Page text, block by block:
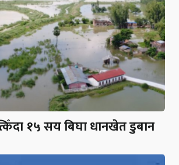
१५ सय बिघा धानखेत डुबान